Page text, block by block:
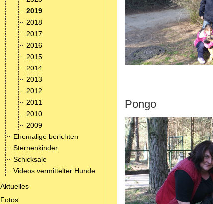
2019
2018
2017
2016
2015
2014
2013
2012
2011
2010
2009
Ehemalige berichten
Sternenkinder
Schicksale
Videos vermittelter Hunde
Aktuelles
Fotos
Pongo